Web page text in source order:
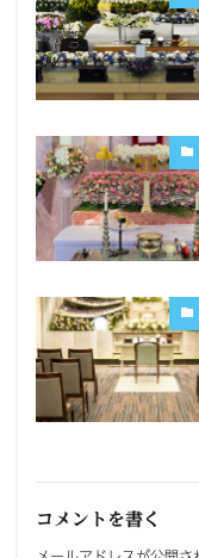
コメントを書く